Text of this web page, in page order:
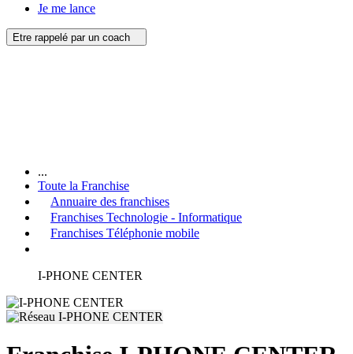
Je me lance
Etre rappelé par un coach
...
Toute la Franchise
Annuaire des franchises
Franchises Technologie - Informatique
Franchises Téléphonie mobile
I-PHONE CENTER